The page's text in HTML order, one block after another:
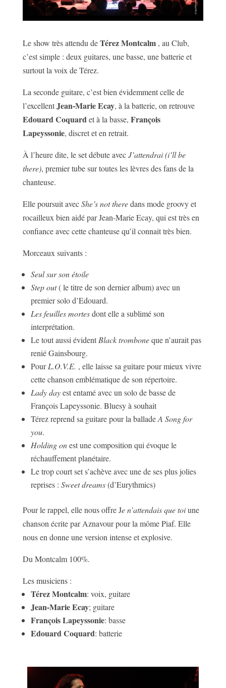
Le show très attendu deTérez Montcalm, au Club,
c’est simple : deux guitares, une basse, une batterie et
surtout la voix de Térez.
La seconde guitare, c’est bien évidemment celle de
l’excellentJean-Marie Ecay, à la batterie, on retrouve
Edouard Coquardet à la basse, François
Lapeyssonie, discret et en retrait.
À l’heure dite, le set débute avecJ’attendrai (i’ll be
there), premier tube sur toutes les lèvres des fans de la
chanteuse.
Elle poursuit avecShe’s not theredans mode groovy et
rocailleux bien aidé par Jean-Marie Ecay, qui est très en
confiance avec cette chanteuse qu’il connait très bien.
Morceaux suivants :
Seul sur son étoile
Step out( le titre de son dernier album) avec un
premier solo d’Edouard.
Les feuilles mortesdont elle a sublimé son
interprétation.
Le tout aussi évidentBlack tromboneque n’aurait pas
renié Gainsbourg.
PourL.O.V.E. , elle laisse sa guitare pour mieux vivre
cette chanson emblématique de son répertoire.
Lady dayest entamé avec un solo de basse de
François Lapeyssonie. Bluesy à souhait
Térez reprend sa guitare pour la balladeA Song for
you.
Holding onest une composition qui évoque le
réchauffement planétaire.
Le trop court set s’achève avec une de ses plus jolies
reprises : Sweet dreams(d’Eurythmics)
Pour le rappel, elle nous offre Je n’attendais que toiune
chanson écrite par Aznavour pour la môme Piaf. Elle
nous en donne une version intense et explosive.
Du Montcalm 100%.
Les musiciens :
Térez Montcalm: voix, guitare
Jean-Marie Ecay; guitare
François Lapeyssonie: basse
Edouard Coquard: batterie